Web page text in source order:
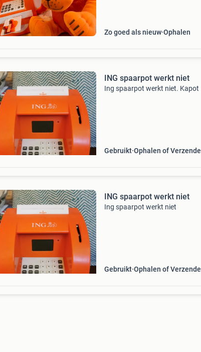
Zo goed als nieuw Ophalen
ING spaarpot werkt niet
Ing spaarpot werkt niet. Kapot
Gebruikt Ophalen of
ING spaarpot werkt niet
Ing spaarpot werkt niet
Gebruikt Ophalen of